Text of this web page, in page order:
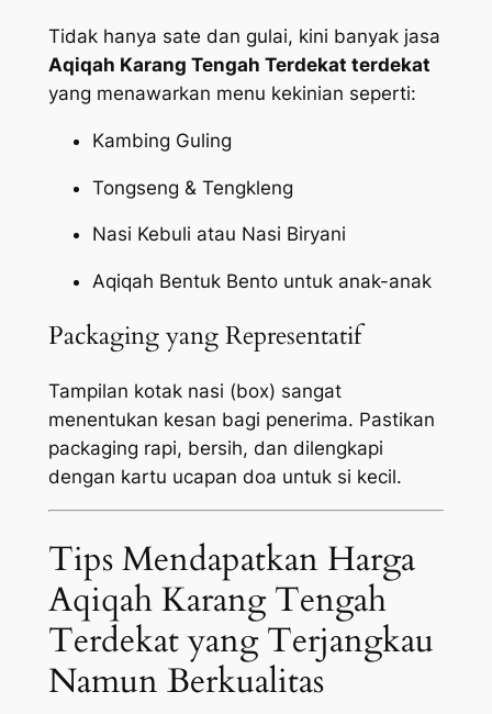
Tidak hanya sate dan gulai, kini banyak jasa
Aqiqah Karang Tengah Terdekat terdekat
yang menawarkan menu kekinian seperti:
Kambing Guling
Tongseng & Tengkleng
Nasi Kebuli atau Nasi Biryani
Aqiqah Bentuk Bento untuk anak-anak
Packaging yang Representatif
Tampilan kotak nasi (box) sangat
menentukan kesan bagi penerima. Pastikan
packaging rapi, bersih, dan dilengkapi
dengan kartu ucapan doa untuk si kecil.
Tips Mendapatkan Harga
Aqiqah Karang Tengah
Terdekat yang Terjangkau
Namun Berkualitas